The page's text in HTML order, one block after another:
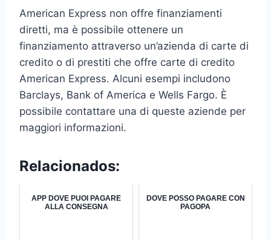
American Express non offre finanziamenti
diretti, ma è possibile ottenere un
finanziamento attraverso un’azienda di carte di
credito o di prestiti che offre carte di credito
American Express. Alcuni esempi includono
Barclays, Bank of America e Wells Fargo. È
possibile contattare una di queste aziende per
maggiori informazioni.
Relacionados:
APP DOVE PUOI PAGARE
ALLA CONSEGNA
DOVE POSSO PAGARE CON
PAGOPA